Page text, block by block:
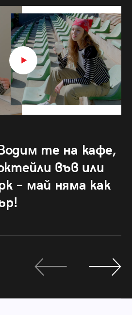
те на кафе,
във или
– май няма как